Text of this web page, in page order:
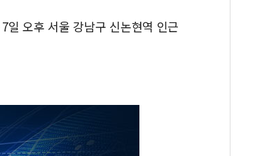
황희 '폐버스 청년주택' SNS 글 역풍에 "정부정책 아냐"
폭염 누그러지고 가뭄 숙지나...경북동해안권 8~9일 최
신길동 신축도 3.3㎡당 7250만원…써밋 클라비온 59㎡
일 오후 서울 강남구 신논현역 인근